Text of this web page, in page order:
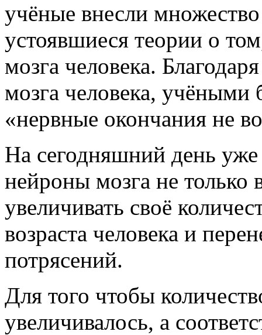
учёные внесли
устоявшиеся теории о
мозга человека.
мозга человека, учёными
«нервные окончания не
На сегодняшний день уже
нейроны мозга не только
увеличивать своё
возраста человека и
потрясений.
Для того чтобы
увеличивалось, а